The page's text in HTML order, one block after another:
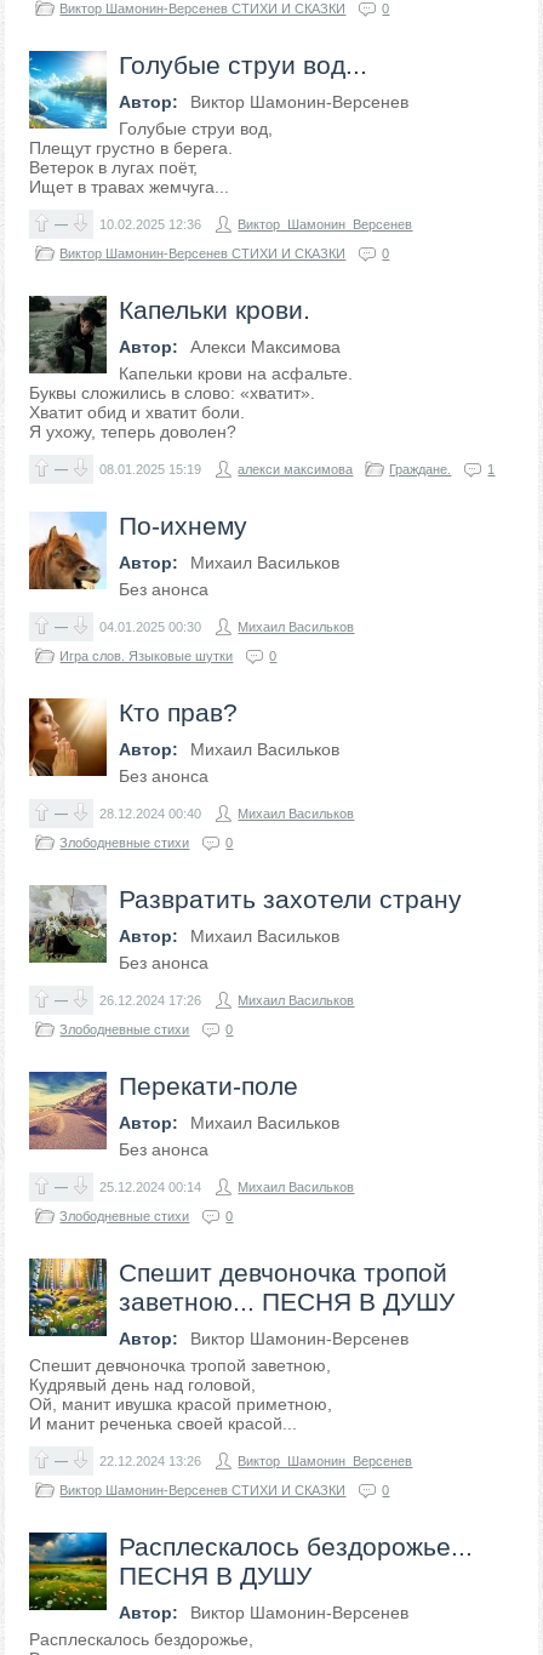
Виктор Шамонин-Версенев СТИХИ И СКАЗКИ
0
Голубые струи вод...
Автор:
Виктор Шамонин-Версенев
Голубые струи вод,
Плещут грустно в берега.
Ветерок в лугах поёт,
Ищет в травах жемчуга...
— 10.02.2025 12:36
Виктор_Шамонин_Версенев
Виктор Шамонин-Версенев СТИХИ И СКАЗКИ
0
Капельки крови.
Автор:
Алекси Максимова
Капельки крови на асфальте.
Буквы сложились в слово: «хватит».
Хватит обид и хватит боли.
Я ухожу, теперь доволен?
— 08.01.2025 15:19 алекси максимова Граждане. 1
По-ихнему
Автор:
Михаил Васильков
Без анонса
— 04.01.202500:30
Михаил Васильков
Игра слов. Языковые шутки
0
Кто прав?
Автор:
Михаил Васильков
Без анонса
— 28.12.202400:40
Михаил Васильков
Злободневные стихи
0
Развратить захотели страну
Автор:
Михаил Васильков
Без анонса
— 26.12.2024 17:26
Михаил Васильков
Злободневные стихи
0
Перекати-поле
Автор:
Михаил Васильков
Без анонса
— 25.12.202400:14
Михаил Васильков
Злободневные стихи
0
Спешит девчоночка тропой
заветною... ПЕСНЯ В ДУШУ
Автор:
Виктор Шамонин-Версенев
Спешит девчоночка тропой заветною,
Кудрявый день над головой,
Ой, манит ивушка красой приметною,
И манит реченька своей красой...
— 22.12.2024 13:26
Виктор_Шамонин_Версенев
Виктор Шамонин-Версенев СТИХИ И СКАЗКИ
0
Расплескалось бездорожье...
ПЕСНЯ В ДУШУ
Автор:
Виктор Шамонин-Версенев
Расплескалось бездорожье,